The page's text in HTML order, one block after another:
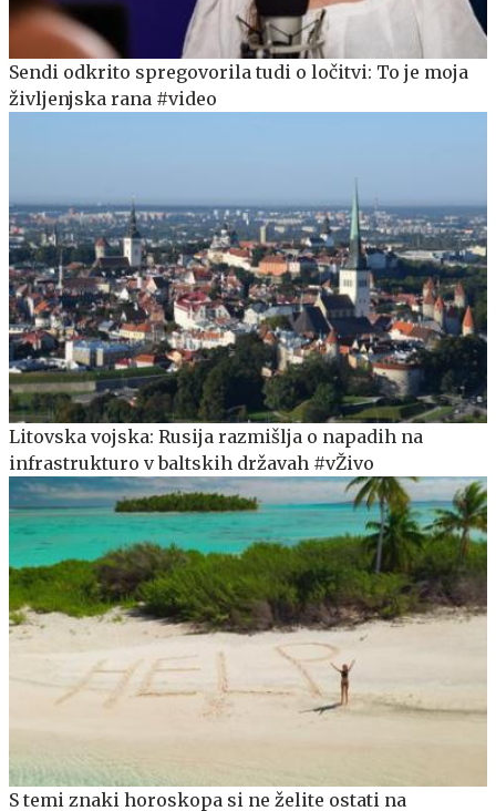
Sendi odkrito spregovorila tudi o ločitvi: To je moja
življenjska rana #video
Litovska vojska: Rusija razmišlja o napadih na
infrastrukturo v baltskih državah #vŽivo
S temi znaki horoskopa si ne želite ostati na